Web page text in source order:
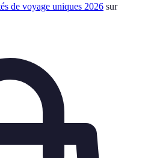
de voyage uniques 2026 sur